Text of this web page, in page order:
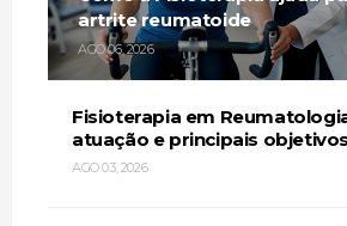
artrite reumatoide
AGO 06, 2026
Fisioterapia em
atuação e principais objetivos
AGO 03, 2026